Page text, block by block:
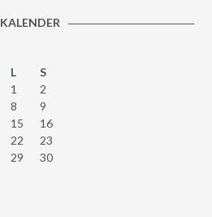
KALENDER
L
S
1
2
8
9
15
16
22
23
29
30